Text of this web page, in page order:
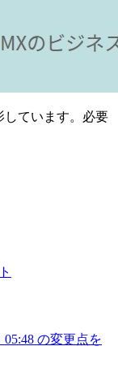
しています。必要
05:48 の変更点を